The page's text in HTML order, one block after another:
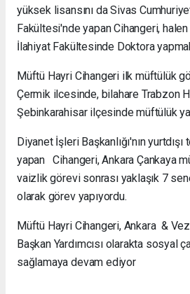
yüksek lisansını da Sivas
Fakültesi'nde yapan Cihangeri,
İlahiyat Fakültesinde Doktora
Müftü Hayri Cihangeri ilk müftülük
Çermik ilcesinde, bilahare Trabzon
Şebinkarahisar ilçesinde müftülük
Diyanet İşleri Başkanlığı'nın
yapan Cihangeri, Ankara Çankaya
vaizlik görevi sonrası yaklaşık 7
olarak görev yapıyordu.
Müftü Hayri Cihangeri, Ankara &
Başkan Yardımcısı olarakta sosyal
sağlamaya devam ediyor